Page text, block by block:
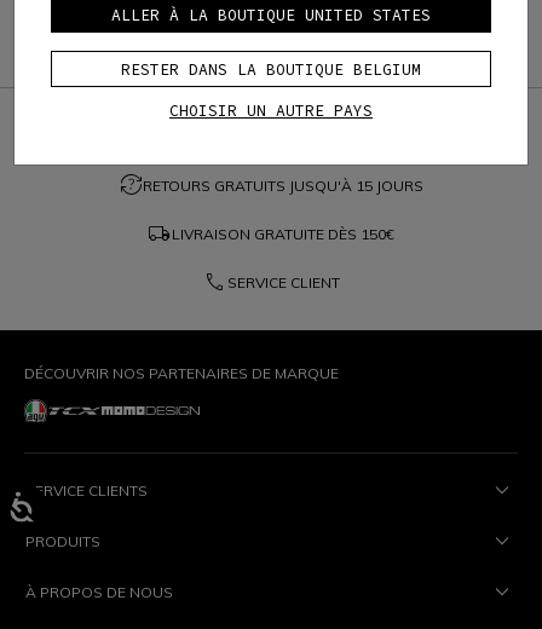
question_exchangeRETOURS GRATUITS JUSQU'À 15 JOURS
local_shipping LIVRAISON GRATUITE DÈS 150€
phone SERVICE CLIENT
DÉCOUVRIR NOS PARTENAIRES DE MARQUE
SERVICE CLIENTS
PRODUITS
À PROPOS DE NOUS
ALLER À LA BOUTIQUE UNITED STATES
RESTER DANS LA BOUTIQUE BELGIUM
CHOISIR UN AUTRE PAYS